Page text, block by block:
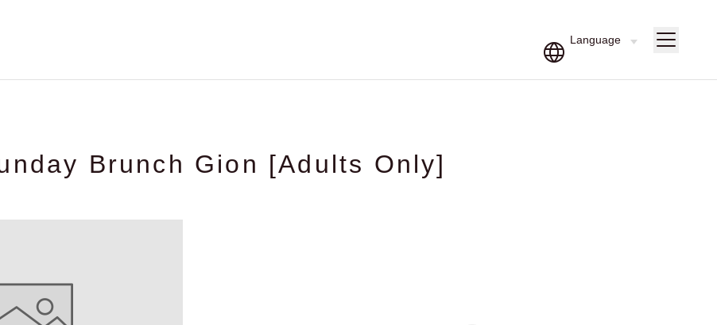
Brunch Gion [Adults Only]